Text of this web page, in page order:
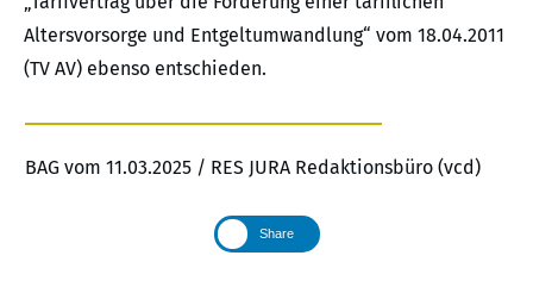
Altersvorsorge und Entgeltumwandlung“ vom 18.04.2011
(TV AV) ebenso entschieden.
BAG vom 11.03.2025 / RES JURA Redaktionsbüro (vcd)
Share